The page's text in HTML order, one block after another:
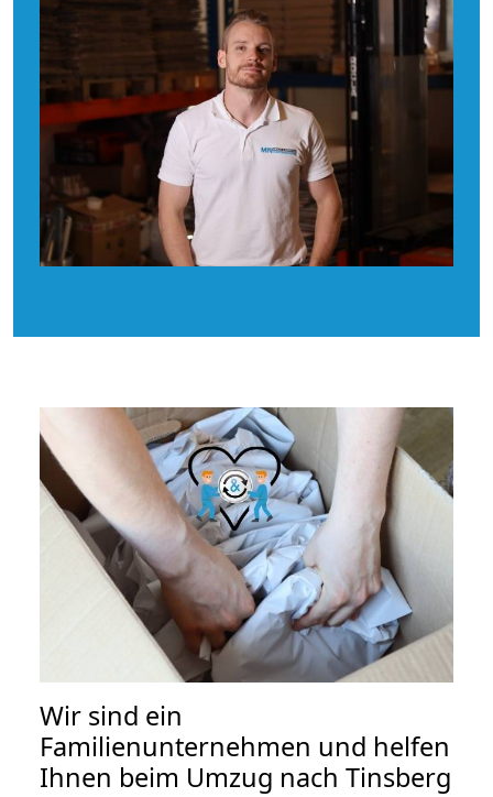
Wir sind ein
Familienunternehmen und helfen
Ihnen beim Umzug nach Tinsberg